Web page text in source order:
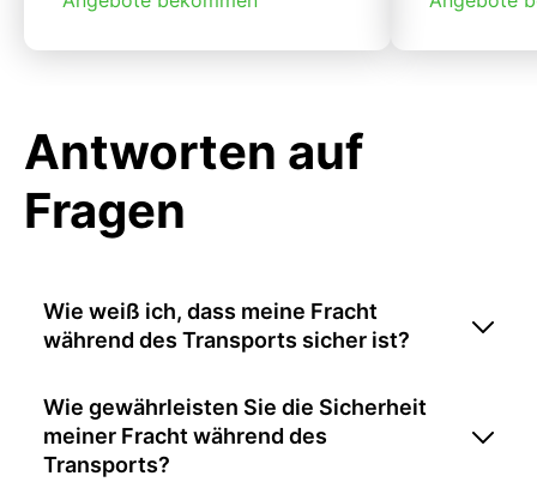
Antworten auf
Fragen
Wie weiß ich, dass meine Fracht
während des Transports sicher ist?
Wie gewährleisten Sie die Sicherheit
meiner Fracht während des
Transports?